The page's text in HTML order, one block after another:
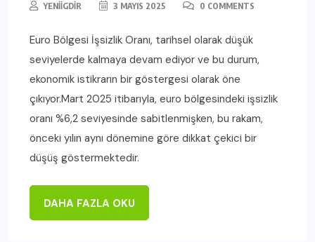
YENIIGDIR 3 MAYIS 2025 0 COMMENTS
Euro Bölgesi İşsizlik Oranı, tarihsel olarak düşük
seviyelerde kalmaya devam ediyor ve bu durum,
ekonomik istikrarın bir göstergesi olarak öne
çıkıyor.Mart 2025 itibarıyla, euro bölgesindeki işsizlik
oranı %6,2 seviyesinde sabitlenmişken, bu rakam,
önceki yılın aynı dönemine göre dikkat çekici bir
düşüş göstermektedir.
DAHA FAZLA OKU